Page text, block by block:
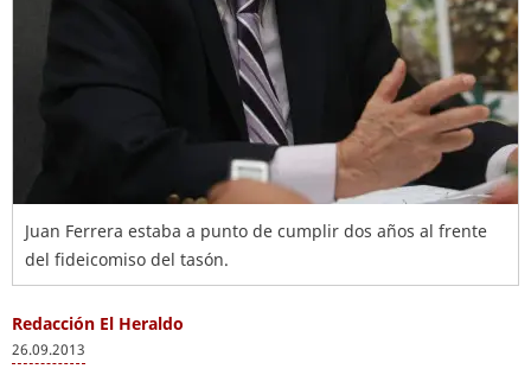
Juan Ferrera estaba a punto de cumplir dos años al frente
del fideicomiso del tasón.
Redacción El Heraldo
26.09.2013